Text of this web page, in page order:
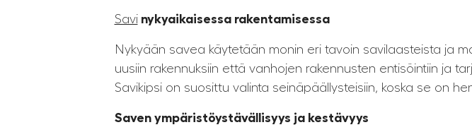
Savi nykyaikaisessa rakentamisessa
Nykyään savea käytetään monin eri tavoin savilaasteista ja
uusiin rakennuksiin että vanhojen rakennusten entisöintiin ja
Savikipsi on suosittu valinta seinäpäällysteisiin, koska se on
Saven ympäristöystävällisyys ja kestävyys